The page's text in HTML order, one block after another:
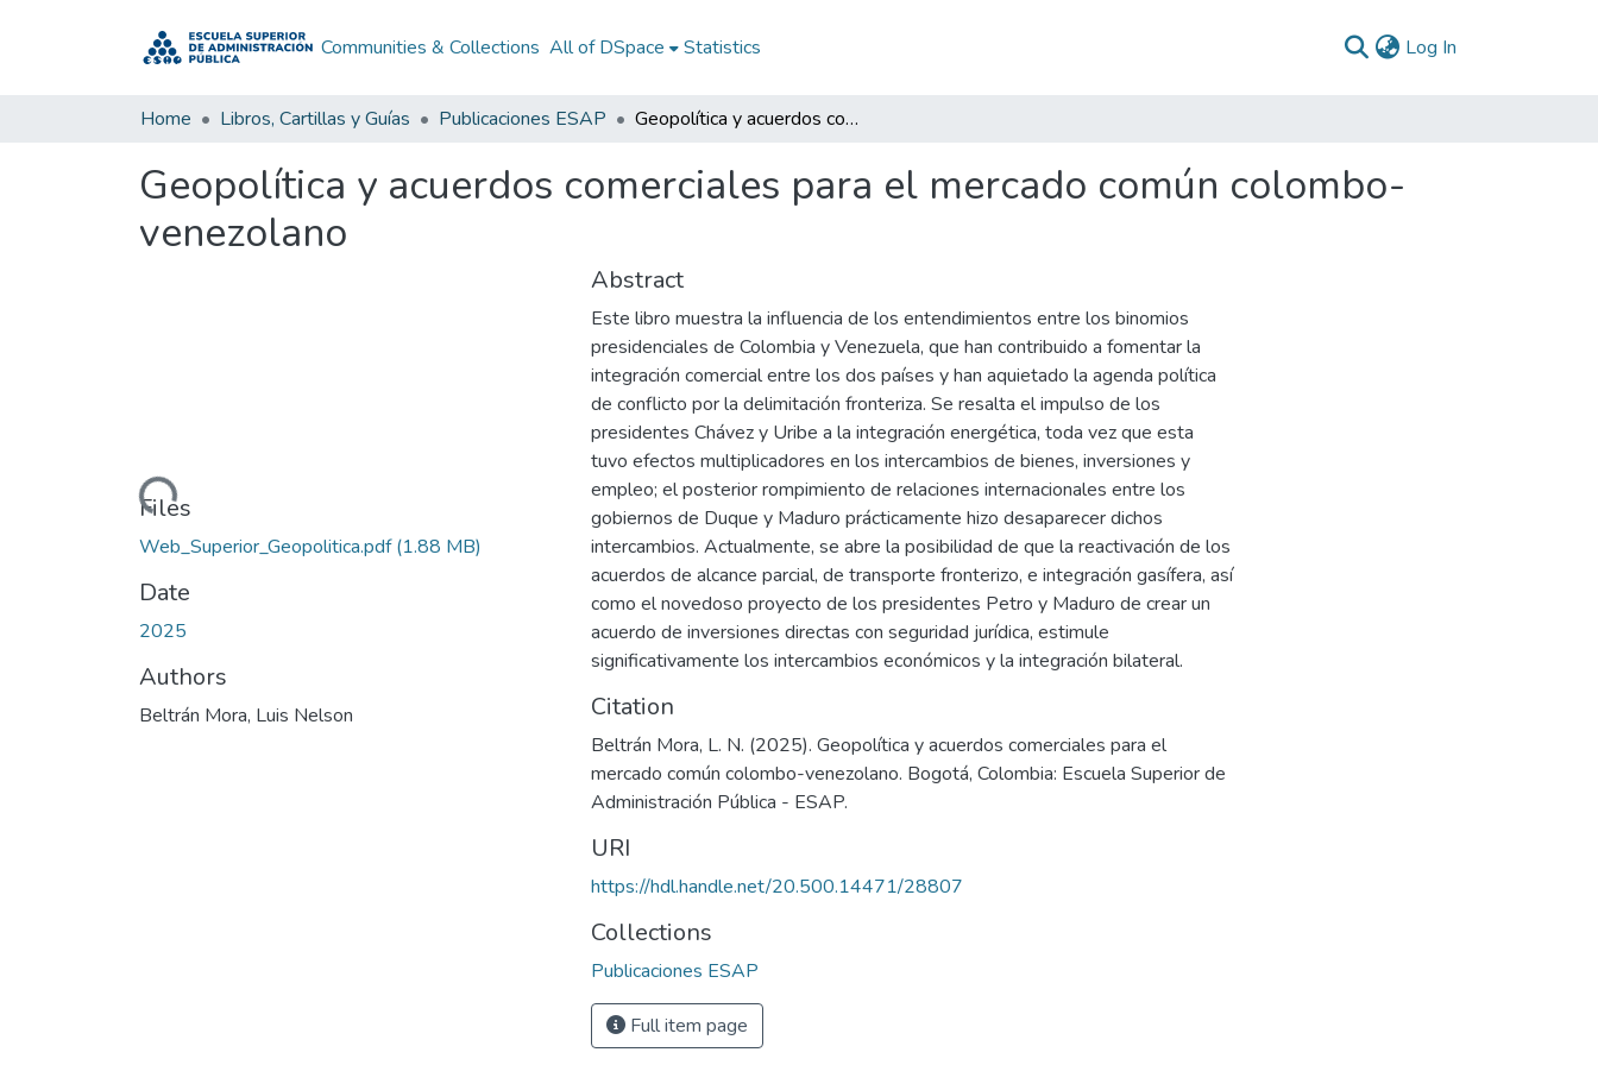
Communities & Collections All of DSpace Statistics Log In
Home Libros, Cartillas y Guías Publicaciones ESAP Geopolítica y acuerdos comerciales para el mercado común colombo-venezolano
Geopolítica y acuerdos comerciales para el mercado común colombo-
venezolano
Loading...
Files
Web_Superior_Geopolitica.pdf(1.88 MB)
Date
2025
Authors
Beltrán Mora, Luis Nelson
Abstract
Este libro muestra la influencia de los entendimientos entre los binomios
presidenciales de Colombia y Venezuela, que han contribuido a fomentar la
integración comercial entre los dos países y han aquietado la agenda política
de conflicto por la delimitación fronteriza. Se resalta el impulso de los
presidentes Chávez y Uribe a la integración energética, toda vez que esta
tuvo efectos multiplicadores en los intercambios de bienes, inversiones y
empleo; el posterior rompimiento de relaciones internacionales entre los
gobiernos de Duque y Maduro prácticamente hizo desaparecer dichos
intercambios. Actualmente, se abre la posibilidad de que la reactivación de los
acuerdos de alcance parcial, de transporte fronterizo, e integración gasífera, así
como el novedoso proyecto de los presidentes Petro y Maduro de crear un
acuerdo de inversiones directas con seguridad jurídica, estimule
significativamente los intercambios económicos y la integración bilateral.
Citation
Beltrán Mora, L. N. (2025). Geopolítica y acuerdos comerciales para el
mercado común colombo-venezolano. Bogotá, Colombia: Escuela Superior de
Administración Pública - ESAP.
URI
https://hdl.handle.net/20.500.14471/28807
Collections
Publicaciones ESAP
Full item page